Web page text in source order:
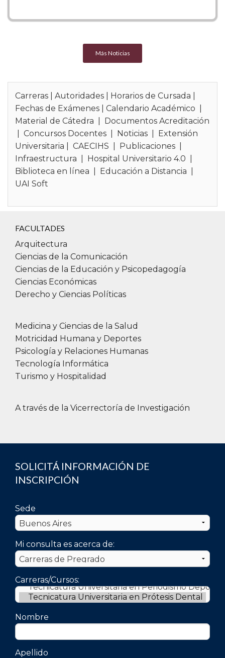
de Medicina y Ciencias de la Salud:
Dra. Laila Sujodoles Gazzero
Laila.SujodolesGazzero@UAI.edu.ar
Secretarios Técnicos de la Facultad
de Medicina y Ciencias de la Salud:
Dr. Rafael Porcile
Adrianjorge.cruciani@UAI.edu.ar
SEDE BUENOS AIRES
REGIONAL
ROSARIO
Tecnicatura Universitaria en Prótesis Dental
Universitaria en Prótesis Dental
Dr. Bernardo Dávalos
Bernardo.Davalos@uai.edu.ar
Secretaria Técnica
Más Noticias
Carreras |Autoridades Horarios de Cursada
Fechas de Exámenes |Calendario Académico
Material de Cátedra
Documentos Acreditación
|Concursos Docentes Noticias
Extensión
Universitaria |CAECIHS Publicaciones
Infraestructura
Hospital Universitario 4.0
Biblioteca en línea
Educación a Distancia
UAI Soft
FACULTADES
Arquitectura
Ciencias de la Comunicación
Ciencias de la Educación y Psicopedagogía
Ciencias Económicas
Derecho y Ciencias Políticas
Medicina y Ciencias de la Salud
Motricidad Humana y Deportes
Psicología y Relaciones Humanas
Tecnología Informática
Turismo y Hospitalidad
A través de la Vicerrectoría de Investigación
SOLICITÁ INFORMACIÓN DE
INSCRIPCIÓN
Sede
Mi consulta es acerca de:
Carreras/Cursos:
Nombre
Apellido